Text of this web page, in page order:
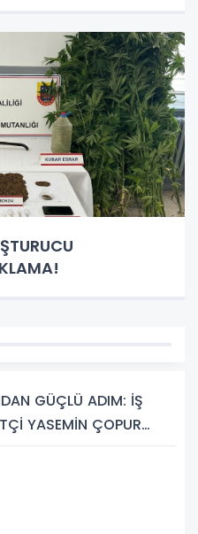
GÜÇLÜ ADIM: İŞ
YASEMİN ÇOPUR